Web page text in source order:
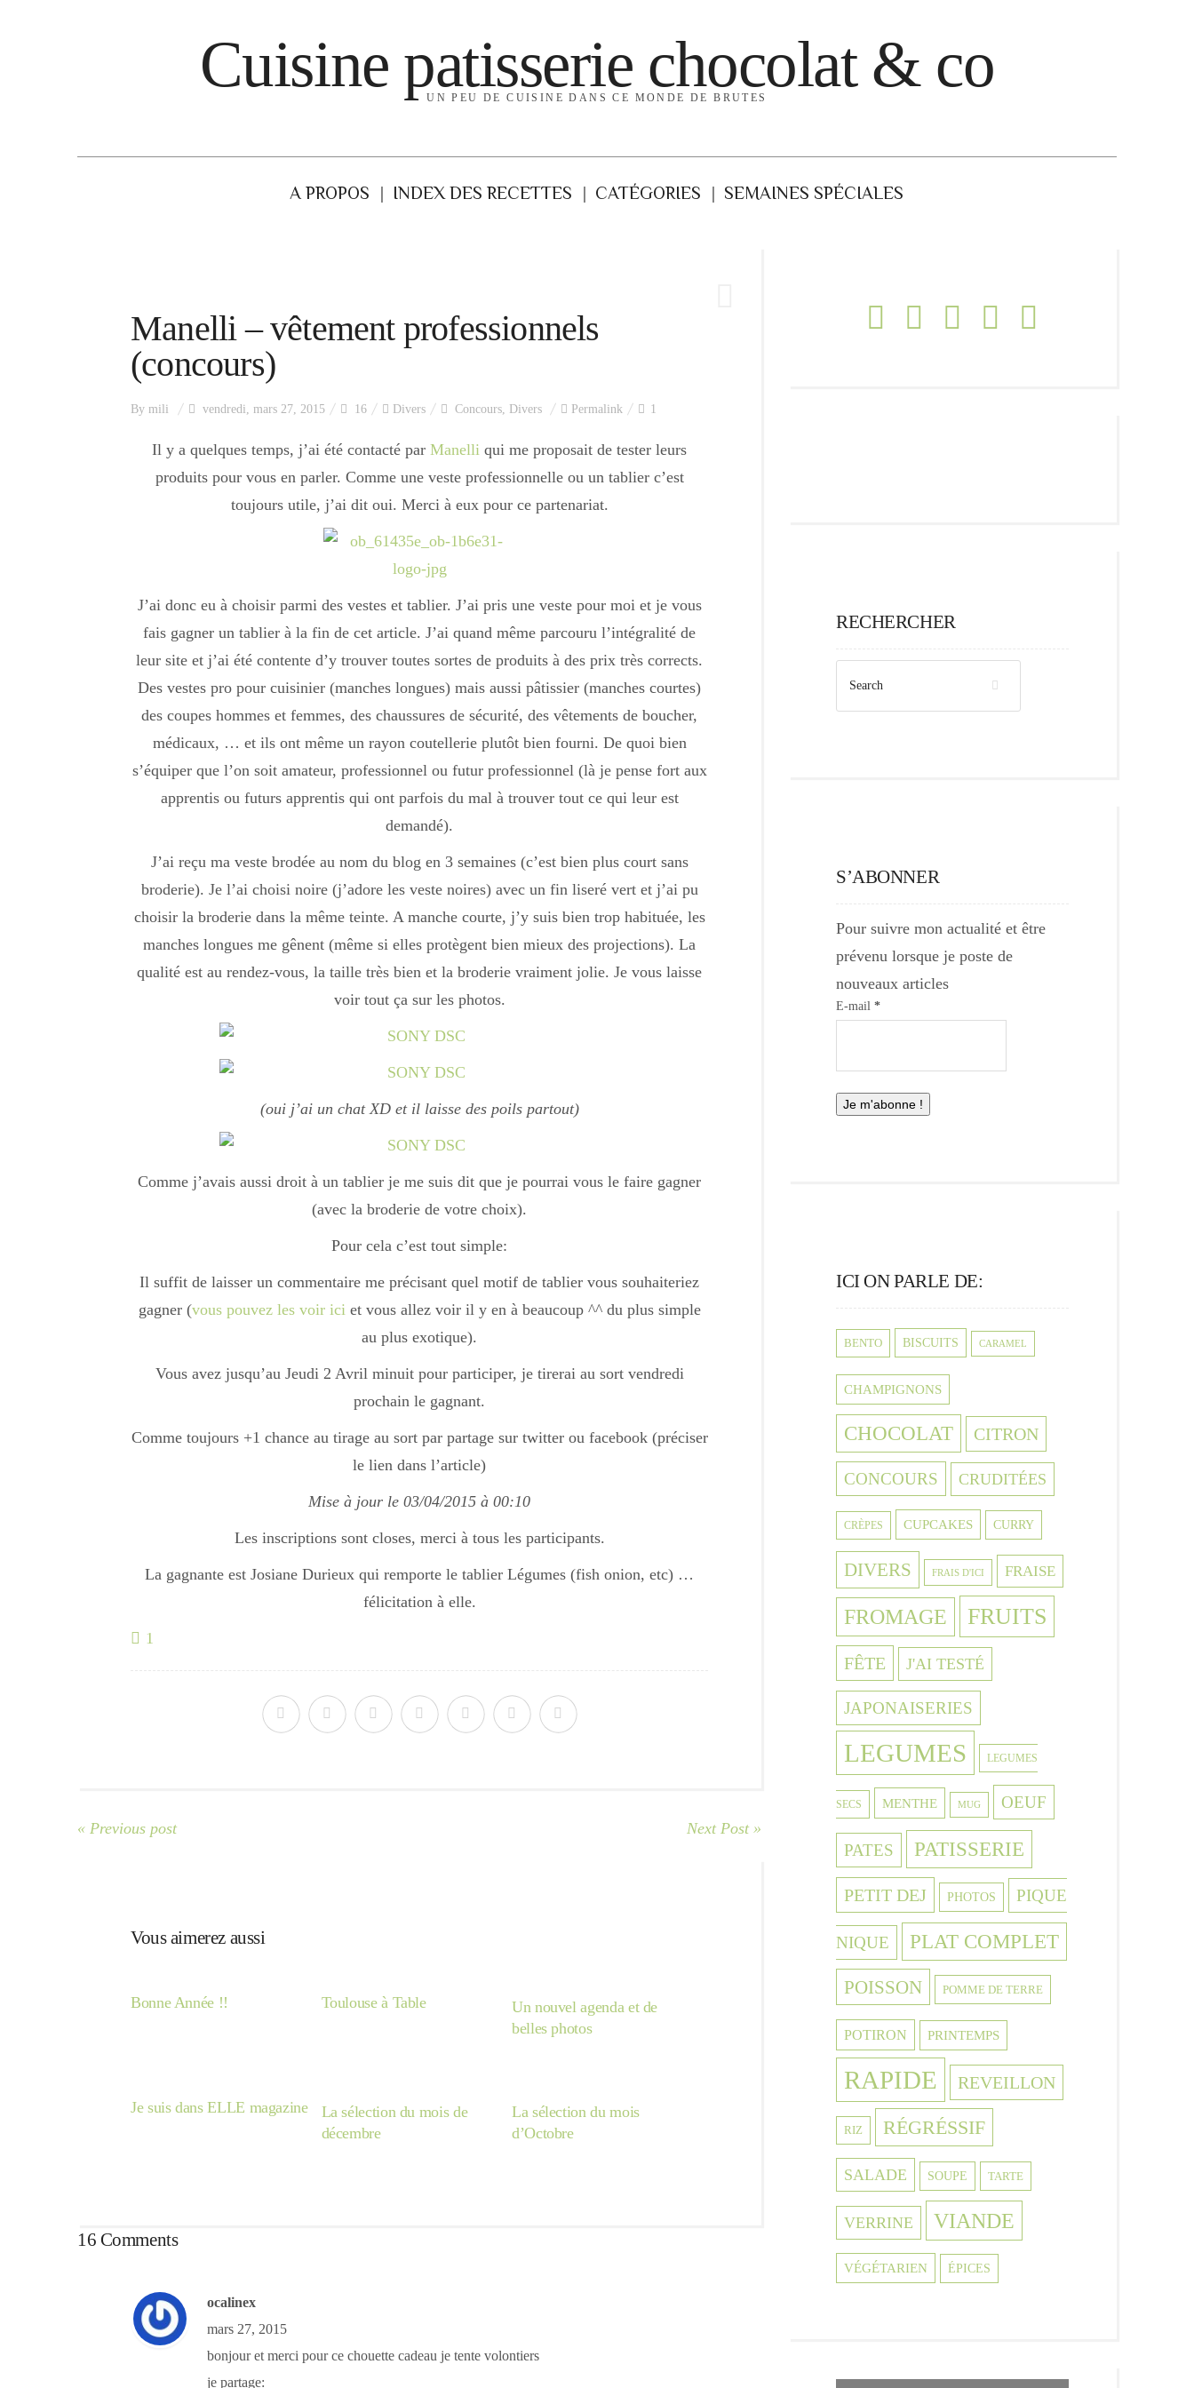
Cuisine patisserie chocolat & co
UN PEU DE CUISINE DANS CE MONDE DE BRUTES
A PROPOS INDEX DES RECETTES CATÉGORIES SEMAINES SPÉCIALES
Manelli – vêtement professionnels
(concours)
By mili vendredi, mars 27, 2015 16 Divers Concours, Divers Permalink 1
Il y a quelques temps, j’ai été contacté par Manelli qui me proposait de tester leurs
produits pour vous en parler. Comme une veste professionnelle ou un tablier c’est
toujours utile, j’ai dit oui. Merci à eux pour ce partenariat.
J’ai donc eu à choisir parmi des vestes et tablier. J’ai pris une veste pour moi et je vous
fais gagner un tablier à la fin de cet article. J’ai quand même parcouru l’intégralité de
leur site et j’ai été contente d’y trouver toutes sortes de produits à des prix très corrects.
Des vestes pro pour cuisinier (manches longues) mais aussi pâtissier (manches courtes)
des coupes hommes et femmes, des chaussures de sécurité, des vêtements de boucher,
médicaux, … et ils ont même un rayon coutellerie plutôt bien fourni. De quoi bien
s’équiper que l’on soit amateur, professionnel ou futur professionnel (là je pense fort aux
apprentis ou futurs apprentis qui ont parfois du mal à trouver tout ce qui leur est
demandé).
J’ai reçu ma veste brodée au nom du blog en 3 semaines (c’est bien plus court sans
broderie). Je l’ai choisi noire (j’adore les veste noires) avec un fin liseré vert et j’ai pu
choisir la broderie dans la même teinte. A manche courte, j’y suis bien trop habituée, les
manches longues me gênent (même si elles protègent bien mieux des projections). La
qualité est au rendez-vous, la taille très bien et la broderie vraiment jolie. Je vous laisse
voir tout ça sur les photos.
(oui j’ai un chat XD et il laisse des poils partout)
Comme j’avais aussi droit à un tablier je me suis dit que je pourrai vous le faire gagner
(avec la broderie de votre choix).
Pour cela c’est tout simple:
Il suffit de laisser un commentaire me précisant quel motif de tablier vous souhaiteriez
gagner (vous pouvez les voir ici et vous allez voir il y en à beaucoup ^^ du plus simple
au plus exotique).
Vous avez jusqu’au Jeudi 2 Avril minuit pour participer, je tirerai au sort vendredi
prochain le gagnant.
Comme toujours +1 chance au tirage au sort par partage sur twitter ou facebook (préciser
le lien dans l’article)
Mise à jour le 03/04/2015 à 00:10
Les inscriptions sont closes, merci à tous les participants.
La gagnante est Josiane Durieux qui remporte le tablier Légumes (fish onion, etc) …
félicitation à elle.
1
« Previous post Next Post »
Vous aimerez aussi
Bonne Année !! Toulouse à Table
Un nouvel agenda et de
belles photos
Je suis dans ELLE magazine
La sélection du mois de
décembre
La sélection du mois
d’Octobre
16 Comments
ocalinex
mars 27, 2015
bonjour et merci pour ce chouette cadeau je tente volontiers
je partage:
RECHERCHER
S’ABONNER
Pour suivre mon actualité et être
prévenu lorsque je poste de
nouveaux articles
E-mail *
ICI ON PARLE DE:
BENTO BISCUITS CARAMEL
CHAMPIGNONS
CHOCOLAT CITRON
CONCOURS CRUDITÉES
CRÈPES CUPCAKES CURRY
DIVERS FRAIS D'ICI FRAISE
FROMAGE FRUITS
FÊTE J'AI TESTÉ
JAPONAISERIES
LEGUMES LEGUMES
SECS MENTHE MUG OEUF
PATES PATISSERIE
PETIT DEJ PHOTOS PIQUE
NIQUE PLAT COMPLET
POISSON POMME DE TERRE
POTIRON PRINTEMPS
RAPIDE REVEILLON
RIZ RÉGRÉSSIF
SALADE SOUPE TARTE
VERRINE VIANDE
VÉGÉTARIEN ÉPICES